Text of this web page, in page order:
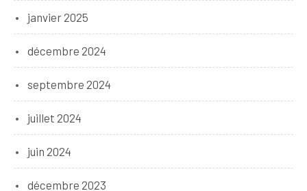
janvier 2025
décembre 2024
septembre 2024
juillet 2024
juin 2024
décembre 2023